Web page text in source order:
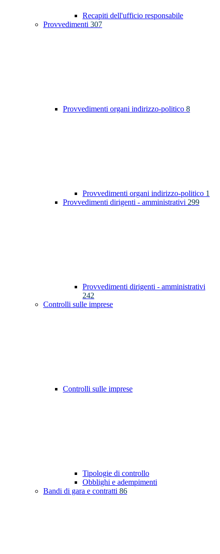
Recapiti dell'ufficio responsabile
Provvedimenti 307
Provvedimenti organi indirizzo-politico 8
Provvedimenti organi indirizzo-politico 1
Provvedimenti dirigenti - amministrativi 299
Provvedimenti dirigenti - amministrativi
242
Controlli sulle imprese
Controlli sulle imprese
Tipologie di controllo
Obblighi e adempimenti
Bandi di gara e contratti 86